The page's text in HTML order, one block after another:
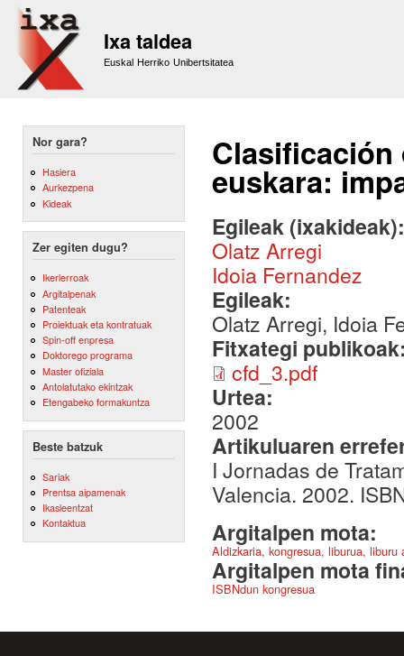
Ixa taldea
Euskal Herriko Unibertsitatea
Nor gara?
Hasiera
Aurkezpena
Kideak
Zer egiten dugu?
Ikerlerroak
Argitalpenak
Patenteak
Proiektuak eta kontratuak
Spin-off enpresa
Doktorego programa
Master ofiziala
Antolatutako ekintzak
Etengabeko formakuntza
Beste batzuk
Sariak
Prentsa aipamenak
Ikasleentzat
Kontaktua
Clasificación
euskara:
Egileak
Olatz Arregi
Idoia Fernandez
Egileak:
Olatz Arregi, Idoia
Fitxategi
cfd_3.pdf
Urtea:
2002
Artikuluaren
I Jornadas de
Valencia. 2002.
Argitalpen mota:
Aldizkaria, kongresua, liburua,
Argitalpen mota
ISBNdun kongresua